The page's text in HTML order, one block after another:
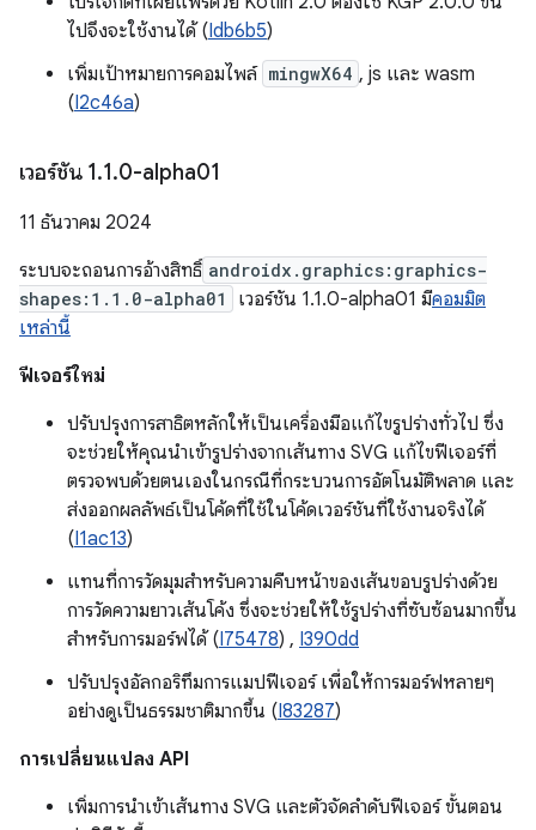
ไปจึงจะใช้งานได้ (Idb6b5)
เพิ่มเป้าหมายการคอมไพล์ mingwX64 , js และ wasm
(I2c46a)
เวอร์ชัน 1.1.0-alpha01
11 ธันวาคม 2024
ระบบจะถอนการอ้างสิทธิ์ androidx.graphics:graphics-
shapes:1.1.0-alpha01
เวอร์ชัน 1.1.0-alpha01 มีคอมมิต
เหล่านี้
ฟีเจอร์ใหม่
ปรับปรุงการสาธิตหลักให้เป็นเครื่องมือแก้ไขรูปร่างทั่วไป ซึ่ง
จะช่วยให้คุณนำเข้ารูปร่างจากเส้นทาง SVG แก้ไขฟีเจอร์ที่
ตรวจพบด้วยตนเองในกรณีที่กระบวนการอัตโนมัติพลาด และ
ส่งออกผลลัพธ์เป็นโค้ดที่ใช้ในโค้ดเวอร์ชันที่ใช้งานจริงได้
(I1ac13)
แทนที่การวัดมุมสำหรับความคืบหน้าของเส้นขอบรูปร่างด้วย
การวัดความยาวเส้นโค้ง ซึ่งจะช่วยให้ใช้รูปร่างที่ซับซ้อนมากขึ้น
สำหรับการมอร์ฟได้ (I75478) , I390dd
ปรับปรุงอัลกอริทึมการแมปฟีเจอร์ เพื่อให้การมอร์ฟหลายๆ
อย่างดูเป็นธรรมชาติมากขึ้น (I83287)
การเปลี่ยนแปลง API
เพิ่มการนำเข้าเส้นทาง SVG และตัวจัดลำดับฟีเจอร์ ขั้นตอน